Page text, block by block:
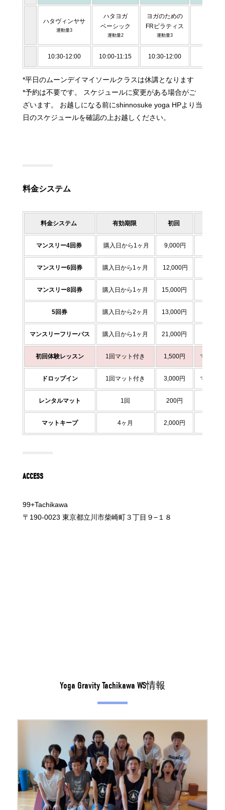
ハタヴィンヤサ
運動量3
ハタヨガ
ベーシック
運動量2
ヨガのための
FRビラティス
運動量3
10:30-12:00 10:00-11:15 10:30-12:00
*平日のムーンデイマイソールクラスは休講となります
*予約は不要です。 スケジュールに変更がある場合がご
ざいます。 お越しになる前にshinnosuke yoga HPより当
日のスケジュールを確認の上お越しください。
料金システム
料金システム 有効期限 初回
マンスリー4回券 購入日から1ヶ月 9,000円
マンスリー6回券 購入日から1ヶ月 12,000円
マンスリー8回券 購入日から1ヶ月 15,000円
5回券 購入日から2ヶ月 13,000円
マンスリーフリーパス 購入日から1ヶ月 21,000円
初回体験レッスン 1回マット付き 1,500円 マット付
ドロップイン 1回マット付き 3,000円 マット付
レンタルマット 1回 200円
マットキープ 4ヶ月 2,000円
ACCESS
99+Tachikawa
〒190-0023 東京都立川市柴崎町３丁目９−１８
Yoga Gravity Tachikawa WS情報